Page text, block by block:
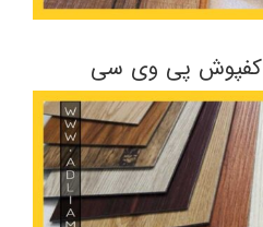
کفپوش پی وی سی